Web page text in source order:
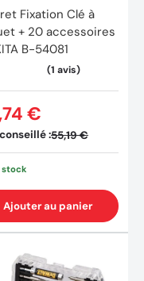
(1
Fixation Clé à
+ 20 accessoires
B-54081
:55,19 €
€
stock
Ajouter au panier